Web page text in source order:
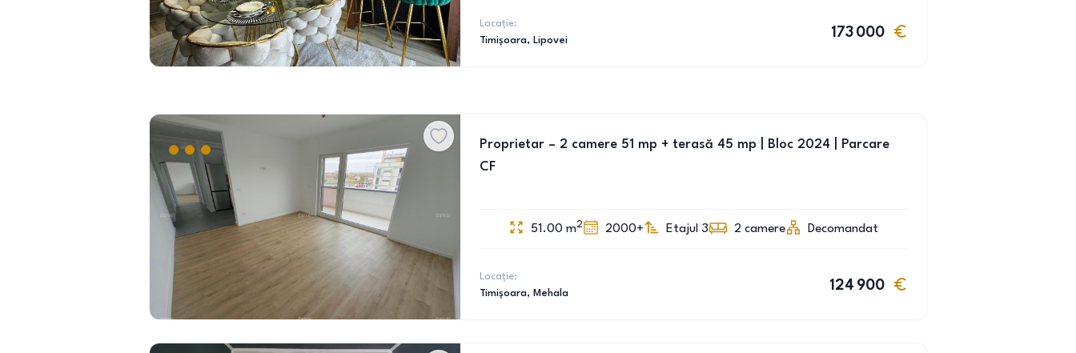
Locație:
Timișoara, Lipovei
173 000
Proprietar – 2 camere 51 mp + terasă 45 mp | Bloc 2024 | Parcare
CF
51.00 m2 2000+ Etajul 3 2 camere Decomandat
Locație:
Timișoara, Mehala
124 900